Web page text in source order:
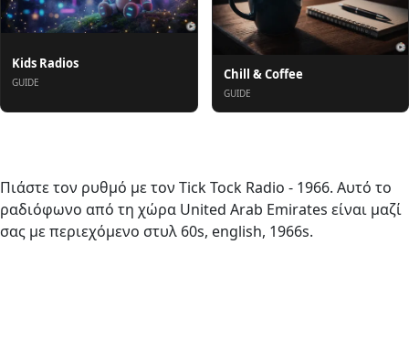
Kids Radios
GUIDE
Chill & Coffee
GUIDE
Πιάστε τον ρυθμό με τον Tick Tock Radio - 1966. Αυτό το
ραδιόφωνο από τη χώρα United Arab Emirates είναι μαζί
σας με περιεχόμενο στυλ 60s, english, 1966s.